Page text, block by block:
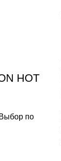
HOT
Выбор по